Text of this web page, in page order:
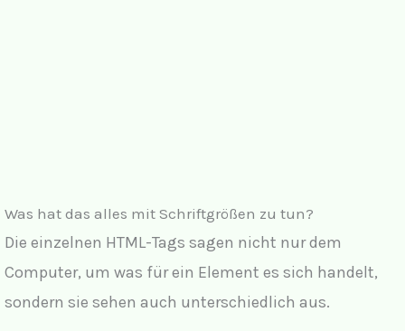
Was hat das alles mit Schriftgrößen zu tun?
Die einzelnen HTML-Tags sagen nicht nur dem
Computer, um was für ein Element es sich handelt,
sondern sie sehen auch unterschiedlich aus.